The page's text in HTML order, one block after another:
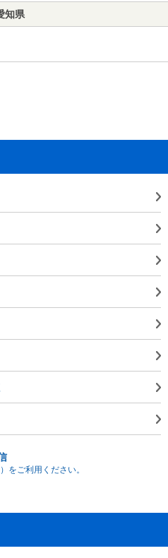
知県
をご利用ください。